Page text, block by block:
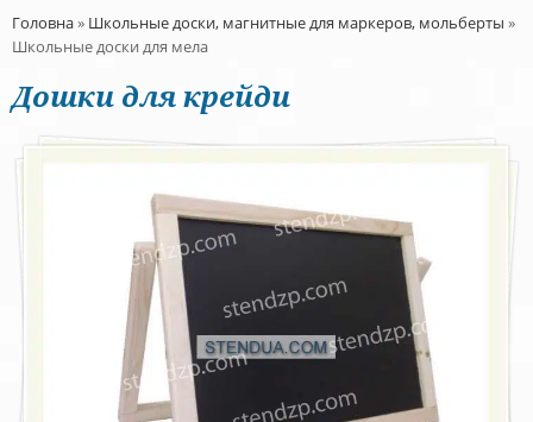
Головна» Школьные доски, магнитные для маркеров, мольберты »
Школьные доски для мела
Дошки для крейди